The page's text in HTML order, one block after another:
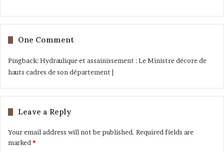
One Comment
Pingback:Hydraulique et assainissement : Le Ministre décore de
hauts cadres de son département |
Leave a Reply
Your email address will not be published. Required fields are
marked *